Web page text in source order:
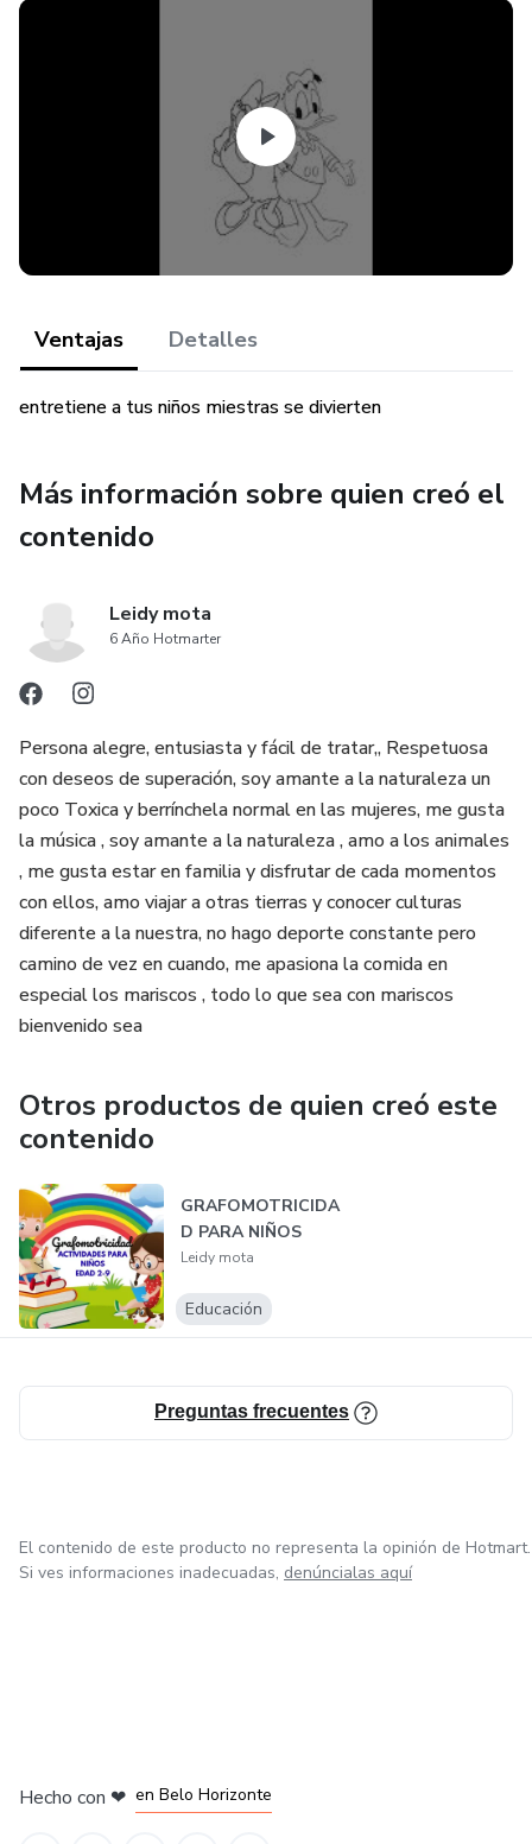
Ventajas Detalles
entretiene a tus niños miestras se divierten
Más información sobre quien creó el
contenido
Leidy mota
6 Año Hotmarter
Persona alegre, entusiasta y fácil de tratar,, Respetuosa
con deseos de superación, soy amante a la naturaleza un
poco Toxica y berrínchela normal en las mujeres, me gusta
la música , soy amante a la naturaleza , amo a los animales
, me gusta estar en familia y disfrutar de cada momentos
con ellos, amo viajar a otras tierras y conocer culturas
diferente a la nuestra, no hago deporte constante pero
camino de vez en cuando, me apasiona la comida en
especial los mariscos , todo lo que sea con mariscos
bienvenido sea
Otros productos de quien creó este
contenido
GRAFOMOTRICIDA
D PARA NIÑOS
Leidy mota
Educación
Preguntas frecuentes
El contenido de este producto no representa la opinión de Hotmart.
Si ves informaciones inadecuadas, denúncialas aquí
Hecho con ❤ en Belo Horizonte